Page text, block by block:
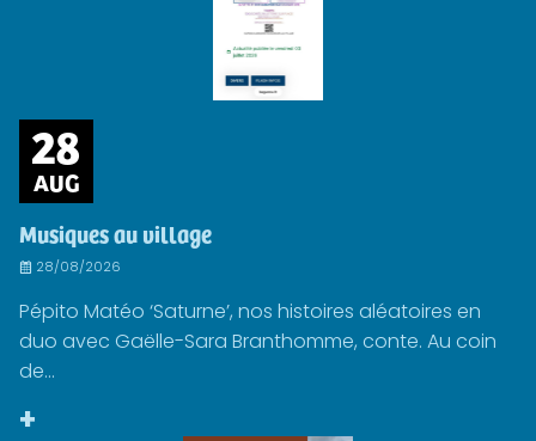
28
AUG
Musiques au village
28/08/2026
Pépito Matéo ‘Saturne’, nos histoires aléatoires en
duo avec Gaëlle-Sara Branthomme, conte. Au coin
de...
+